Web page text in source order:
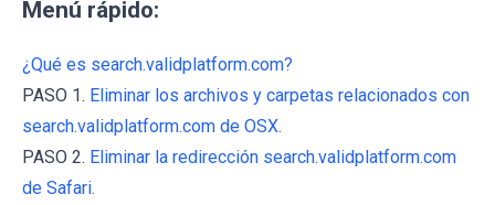
Menú rápido:
¿Qué es search.validplatform.com?
PASO 1. Eliminar los archivos y carpetas relacionados con
search.validplatform.com de OSX.
PASO 2. Eliminar la redirección search.validplatform.com
de Safari.